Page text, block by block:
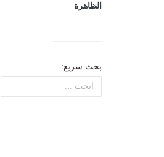
الظاهرة
بحث سريع: